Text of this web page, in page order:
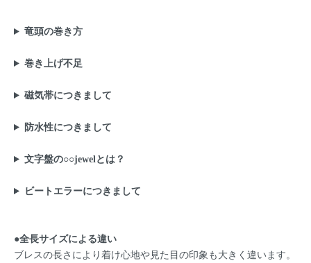
竜頭の巻き方
巻き上げ不足
磁気帯につきまして
防水性につきまして
文字盤の○○jewelとは？
ビートエラーにつきまして
●全長サイズによる違い
ブレスの長さにより着け心地や見た目の印象も大きく違います。